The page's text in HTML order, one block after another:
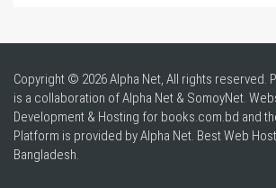
Copyright © 2026 Alpha Net, All rights reserved.
is a collaboration of Alpha Net & SomoyNet.
Development & Hosting for books.com.bd and
Platform is provided by Alpha Net. BestWeb
Bangladesh.